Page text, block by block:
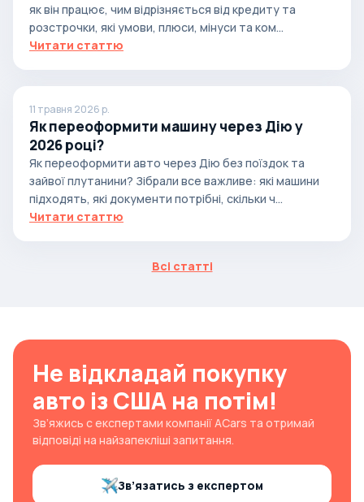
як він працює, чим відрізняється від кредиту та
розстрочки, які умови, плюси, мінуси та ком...
Читати статтю
11 травня 2026 р.
Як переоформити машину через Дію у
2026 році?
Як переоформити авто через Дію без поїздок та
зайвої плутанини? Зібрали все важливе: які машини
підходять, які документи потрібні, скільки ч...
Читати статтю
Всі статті
Не відкладай покупку
авто із США на потім!
Зв’яжись с експертами компанії ACars та отримай
відповіді на найзапекліші запитання.
Зв’язатись з експертом